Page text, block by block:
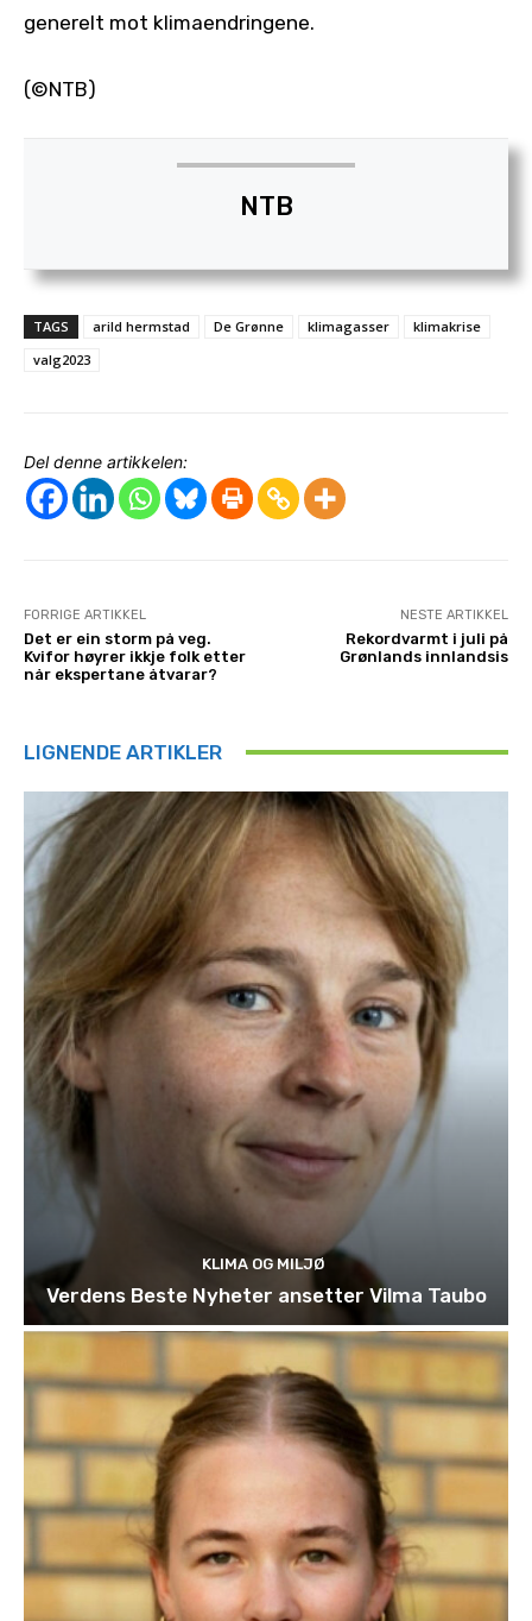
generelt mot klimaendringene.
(©NTB)
NTB
TAGS arild hermstad De Grønne klimagasser
klimakrise
valg2023
Del denne artikkelen:
FORRIGE ARTIKKEL
Det er ein storm på veg.
Kvifor høyrer ikkje folk etter
når ekspertane åtvarar?
NESTE ARTIKKEL
Rekordvarmt i juli på
Grønlands innlandsis
LIGNENDE ARTIKLER
KLIMA OG MILJØ
Verdens Beste Nyheter ansetter Vilma Taubo